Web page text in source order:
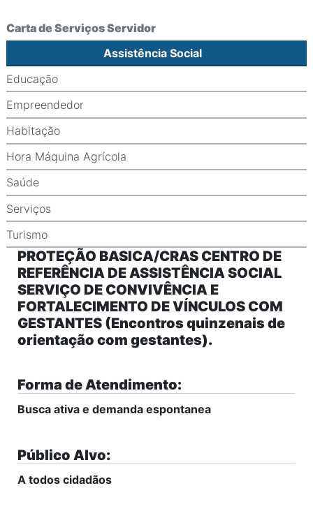
Carta de Serviços Servidor
Assistência Social
Educação
Empreendedor
Habitação
Hora Máquina Agrícola
Saúde
Serviços
Turismo
PROTEÇÃO BASICA/CRAS CENTRO DE
REFERÊNCIA DE ASSISTÊNCIA SOCIAL
SERVIÇO DE CONVIVÊNCIA E
FORTALECIMENTO DE VÍNCULOS COM
GESTANTES (Encontros quinzenais de
orientação com gestantes).
Forma de Atendimento:
Busca ativa e demanda espontanea
Público Alvo:
A todos cidadãos